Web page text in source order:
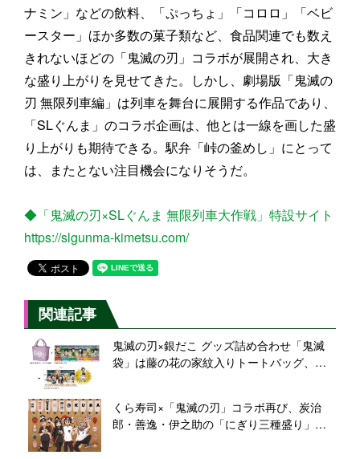
ナミン」などの飲料、「ぷっちょ」「コロロ」「ベビ
ースター」ほか多数の菓子類など、食品関連でも数え
きれないほどの「鬼滅の刃」コラボが展開され、大き
な盛り上がりを見せてきた。しかし、劇場版「鬼滅の
刃 無限列車編」は列車を舞台に展開する作品であり、
「SLぐんま」のコラボ企画は、他とは一線を画した盛
り上がりも期待できる。駅弁「峠の釜めし」にとって
は、またとない注目機会になりそうだ。
◆「鬼滅の刃×SLぐんま 無限列車大作戦」特設サイト
https://slgunma-kimetsu.com/
関連記事
鬼滅の刃×銀だこ グッズ詰め合わせ「鬼滅
袋」は藤の花の家紋入りトートバッグ、ジ
くら寿司×「鬼滅の刃」コラボ再び、炭治
郎・善逸・伊之助の「にぎり三種盛り」発